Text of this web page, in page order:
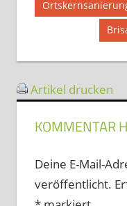
Beitrag:
Artikel drucken
KOMMENTAR
Deine E-Mail-
veröffentlicht.